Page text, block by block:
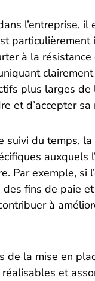
l’entreprise, il
à la
clairement
plus larges de
et d’accepter sa
suivi du temps,
auxquels
Par exemple, si
fins de paie
à
de la mise en
et